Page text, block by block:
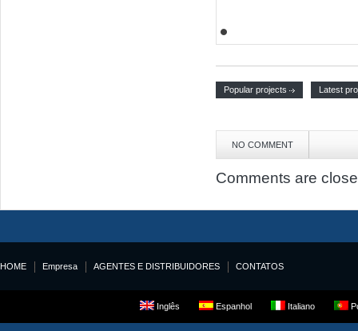
Popular projects Latest
NO COMMENT
Comments are
HOME Empresa AGENTES E DISTRIBUIDORES CONTATOS
Inglês Espanhol Italiano